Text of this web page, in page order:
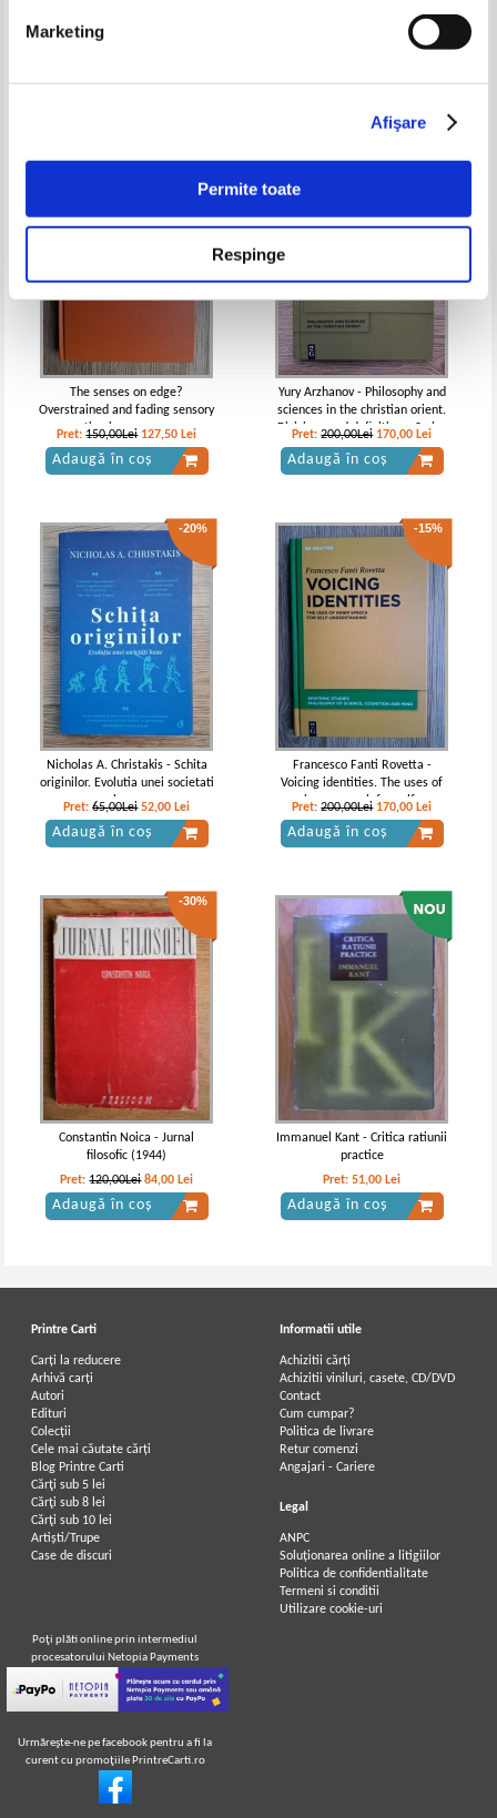
Marketing
Afişare
Permite toate
Respinge
patru iubiri. Problema durerii
Adaugă în coș
Aristotel - Organon (volumul 1)
Adaugă în coș
The senses on edge?
Overstrained and fading sensory
perception in graeco - roman
literature
Pret:150,00Lei 127,50 Lei
Adaugă în coș
Yury Arzhanov - Philosophy and
sciences in the christian orient.
Divisions and definitions. Syriac
school manuals on Aristotel's
logic
Pret:200,00Lei 170,00 Lei
Adaugă în coș
-20%
Nicholas A. Christakis - Schita
originilor. Evolutia unei societati
bune
Pret:65,00Lei 52,00 Lei
Adaugă în coș
-15%
Francesco Fanti Rovetta -
Voicing identities. The uses of
inner speech for self-
understanding
Pret:200,00Lei 170,00 Lei
Adaugă în coș
-30%
Constantin Noica - Jurnal
filosofic (1944)
Pret:120,00Lei 84,00 Lei
Adaugă în coș
Immanuel Kant - Critica ratiunii
practice
Pret:51,00 Lei
Adaugă în coș
Printre Carti
Carți la reducere
Arhivă carți
Autori
Edituri
Colecții
Cele mai căutate cărți
Blog Printre Carti
Cărţi sub 5 lei
Cărţi sub 8 lei
Cărţi sub 10 lei
Artiști/Trupe
Case de discuri
Informatii utile
Achizitii cărți
Achizitii viniluri, casete, CD/DVD
Contact
Cum cumpar?
Politica de livrare
Retur comenzi
Angajari - Cariere
Legal
ANPC
Soluționarea online a litigiilor
Politica de confidentialitate
Termeni si conditii
Utilizare cookie-uri
Poţi plăti online prin intermediul
procesatorului Netopia Payments
Urmăreşte-ne pe facebook pentru a fi la
curent cu promoţiile PrintreCarti.ro